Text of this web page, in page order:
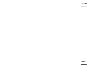
+-
+-